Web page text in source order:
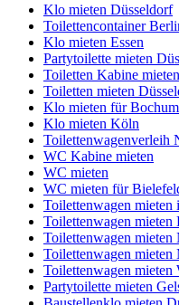
Klo mieten Düsseldorf
Toilettencontainer
Klo mieten Essen
Partytoilette mieten
Toiletten Kabine
Toiletten mieten
Klo mieten für Bochum
Klo mieten Köln
Toilettenwagenverleih
WC Kabine mieten
WC mieten
WC mieten für
Toilettenwagen mieten
Toilettenwagen mieten
Toilettenwagen mieten
Toilettenwagen mieten
Toilettenwagen mieten
Partytoilette mieten